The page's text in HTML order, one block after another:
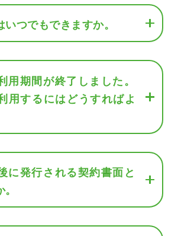
いつでもできますか。
用期間が終了しました。
用するにはどうすればよ
に発行される契約書面と